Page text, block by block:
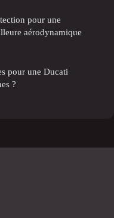
pour une
aérodynamique
pour une Ducati
?